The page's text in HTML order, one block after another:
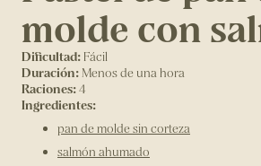
molde con
Dificultad: Fácil
Duración: Menos de una hora
Raciones:4
Ingredientes:
pan de molde sin corteza
salmón ahumado